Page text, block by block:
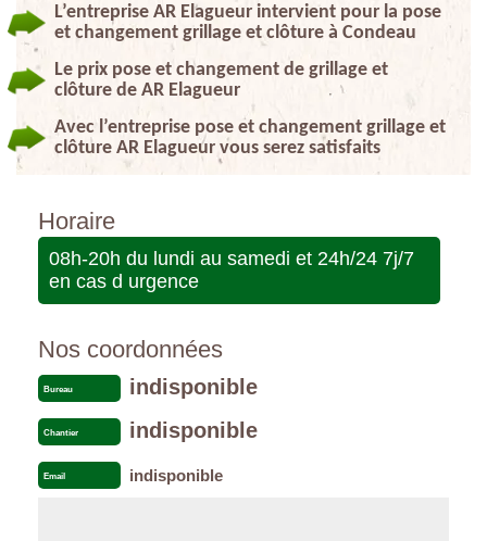
L’entreprise AR Elagueur intervient pour la pose
et changement grillage et clôture à Condeau
Le prix pose et changement de grillage et
clôture de AR Elagueur
Avec l’entreprise pose et changement grillage et
clôture AR Elagueur vous serez satisfaits
Horaire
08h-20h du lundi au samedi et 24h/24 7j/7
en cas d urgence
Nos coordonnées
Bureau indisponible
Chantier indisponible
Email indisponible